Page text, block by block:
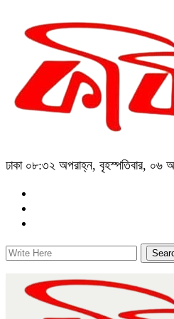
ঢাকা ০৮:৩২ অপরাহ্ন, বৃহস্পতিবার, ০৬